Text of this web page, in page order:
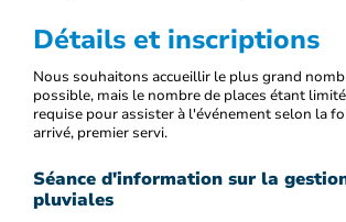
Détails et inscriptions
Nous souhaitons accueillir le plus grand
possible, mais le nombre de places étant
requise pour assister à l'événement selon la
arrivé, premier servi.
Séance d'information sur la
pluviales